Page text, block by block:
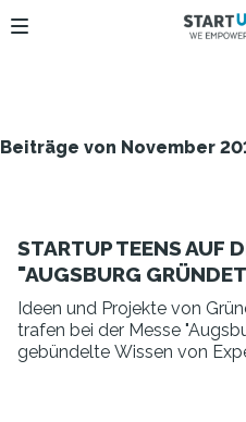
Beiträge von November
STARTUP TEENS AUF
"AUGSBURG
Ideen und Projekte von
trafen bei der Messe
gebündelte Wissen von